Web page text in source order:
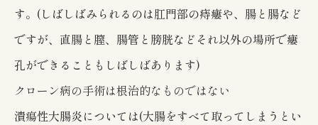
す。(しばしばみられるのは肛門部の痔瘻や、腸と腸など
ですが、直腸と膣、腸管と膀胱などそれ以外の場所で瘻
孔ができることもしばしばあります)
クローン病の手術は根治的なものではない
潰瘍性大腸炎については(大腸をすべて取ってしまうとい